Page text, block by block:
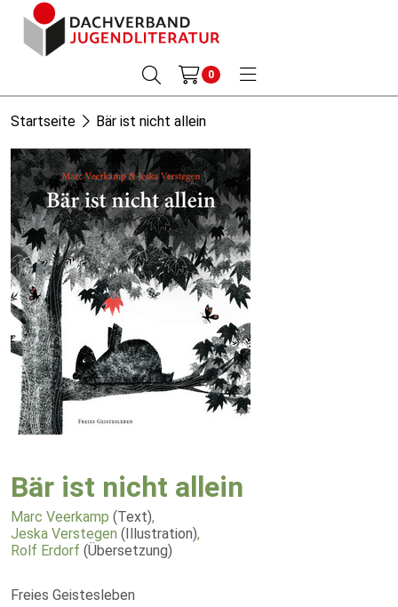
0
Startseite Bär ist nicht allein
Bär ist nicht allein
Marc Veerkamp (Text),
Jeska Verstegen (Illustration),
Rolf Erdorf (Übersetzung)
Freies Geistesleben